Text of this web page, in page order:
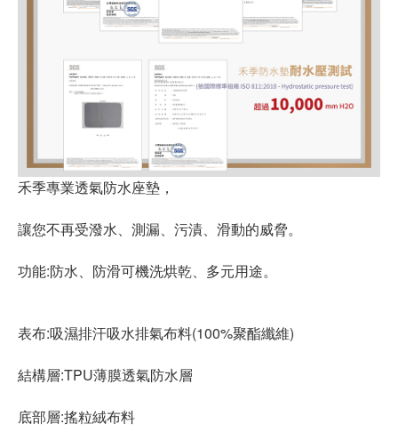
禾季專業透氣防水座墊，
讓您不再受潑水、測漏、污漬、滑動的威脅。
功能:防水、防滑可機洗烘乾、多元用途。
表布:吸濕排汗吸水排氣布料(100%聚酯纖維)
結構層:TPU薄膜透氣防水層
底部層:搖粒絨布料